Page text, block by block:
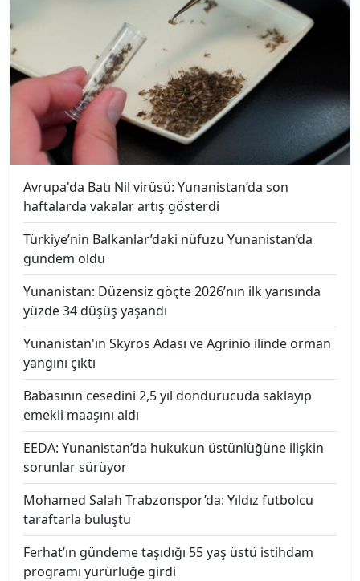
Avrupa'da Batı Nil virüsü: Yunanistan’da son
haftalarda vakalar artış gösterdi
Türkiye’nin Balkanlar’daki nüfuzu Yunanistan’da
gündem oldu
Yunanistan: Düzensiz göçte 2026’nın ilk yarısında
yüzde 34 düşüş yaşandı
Yunanistan'ın Skyros Adası ve Agrinio ilinde orman
yangını çıktı
Babasının cesedini 2,5 yıl dondurucuda saklayıp
emekli maaşını aldı
EEDA: Yunanistan’da hukukun üstünlüğüne ilişkin
sorunlar sürüyor
Mohamed Salah Trabzonspor’da: Yıldız futbolcu
taraftarla buluştu
Ferhat’ın gündeme taşıdığı 55 yaş üstü istihdam
programı yürürlüğe girdi